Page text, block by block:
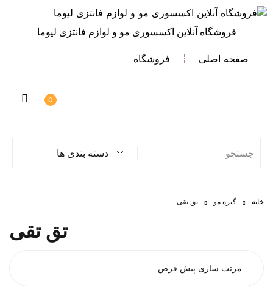
فروشگاه آنلاین اکسسوری مو و لوازم فانتزی لیوما
صفحه اصلی فروشگاه
0
دسته بندی ها
خانه گیره مو تق تقی
تق تقی